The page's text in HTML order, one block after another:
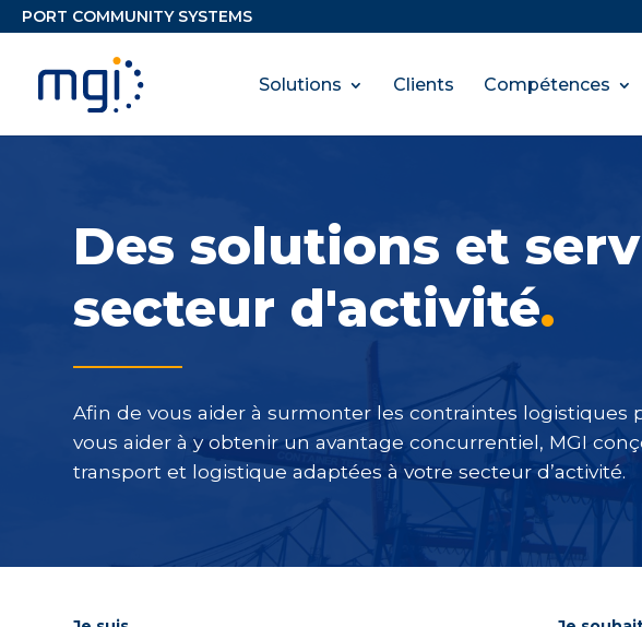
Solutions Clients Compétences
Des solutions et
secteur d'activité.
Afin de vous aider à surmonter les contraintes logistiques
vous aider à y obtenir un avantage concurrentiel, MGI
transport et logistique adaptées à votre secteur d’activité.